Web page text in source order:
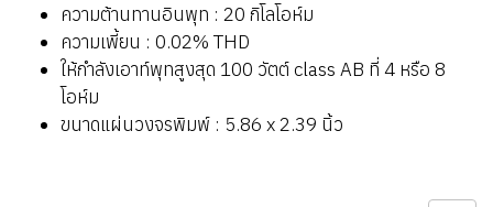
ความต้านทานอินพุท : 20 กิโลโอห์ม
ความเพี้ยน : 0.02% THD
ให้กำลังเอาท์พุทสูงสุด 100 วัตต์ class AB ที่ 4 หรือ 8
โอห์ม
ขนาดแผ่นวงจรพิมพ์ : 5.86 x 2.39 นิ้ว